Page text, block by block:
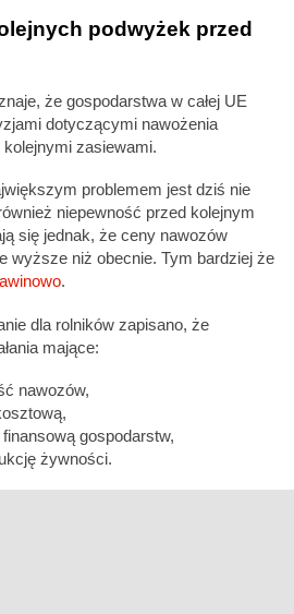
podwyżek przed
że gospodarstwa w całej UE
dotyczącymi nawożenia
zasiewami.
problemem jest dziś nie
niepewność przed kolejnym
się jednak, że ceny nawozów
wyższe niż obecnie. Tym bardziej że
.
dla rolników zapisano, że
mające:
nawozów,
gospodarstw,
żywności.